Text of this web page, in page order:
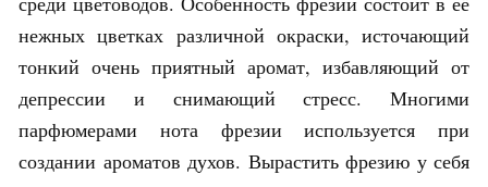
нежных цветках различной окраски, источающий
тонкий очень приятный аромат, избавляющий от
депрессии и снимающий стресс. Многими
парфюмерами нота фрезии используется при
создании ароматов духов. Вырастить фрезию у себя